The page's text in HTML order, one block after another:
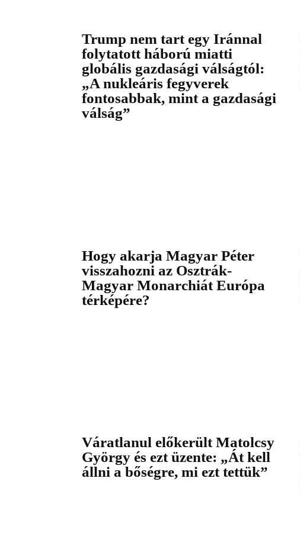
Trump nem tart egy Iránnal
folytatott háború miatti
globális gazdasági válságtól:
„A nukleáris fegyverek
fontosabbak, mint a gazdasági
válság”
Hogy akarja Magyar Péter
visszahozni az Osztrák-
Magyar Monarchiát Európa
térképére?
Váratlanul előkerült Matolcsy
György és ezt üzente: „Át kell
állni a bőségre, mi ezt tettük”